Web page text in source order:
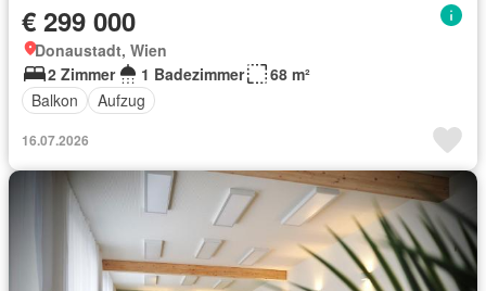
€ 299 000
Donaustadt, Wien
2 Zimmer
1 Badezimmer
68 m²
Balkon
Aufzug
16.07.2026